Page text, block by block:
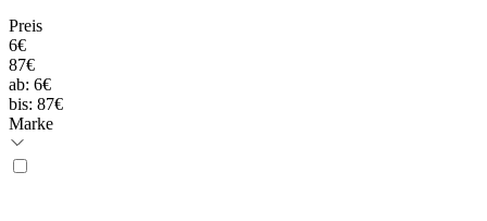
Preis
6€
87€
ab: 6€
bis: 87€
Marke